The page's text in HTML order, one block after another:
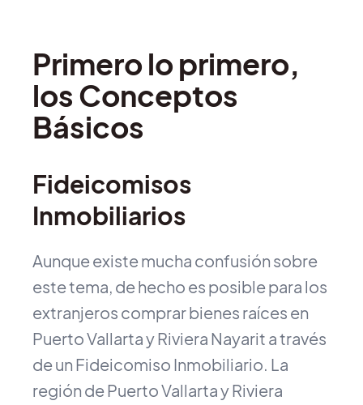
Primero lo primero,
los Conceptos
Básicos
Fideicomisos
Inmobiliarios
Aunque existe mucha confusión sobre
este tema, de hecho es posible para los
extranjeros comprar bienes raíces en
Puerto Vallarta y Riviera Nayarit a través
de un Fideicomiso Inmobiliario. La
región de Puerto Vallarta y Riviera